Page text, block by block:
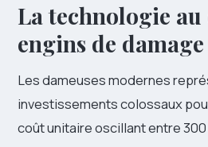
La technologie
engins de damage
Les dameuses modernes
investissements colossaux
coût unitaire oscillant entre